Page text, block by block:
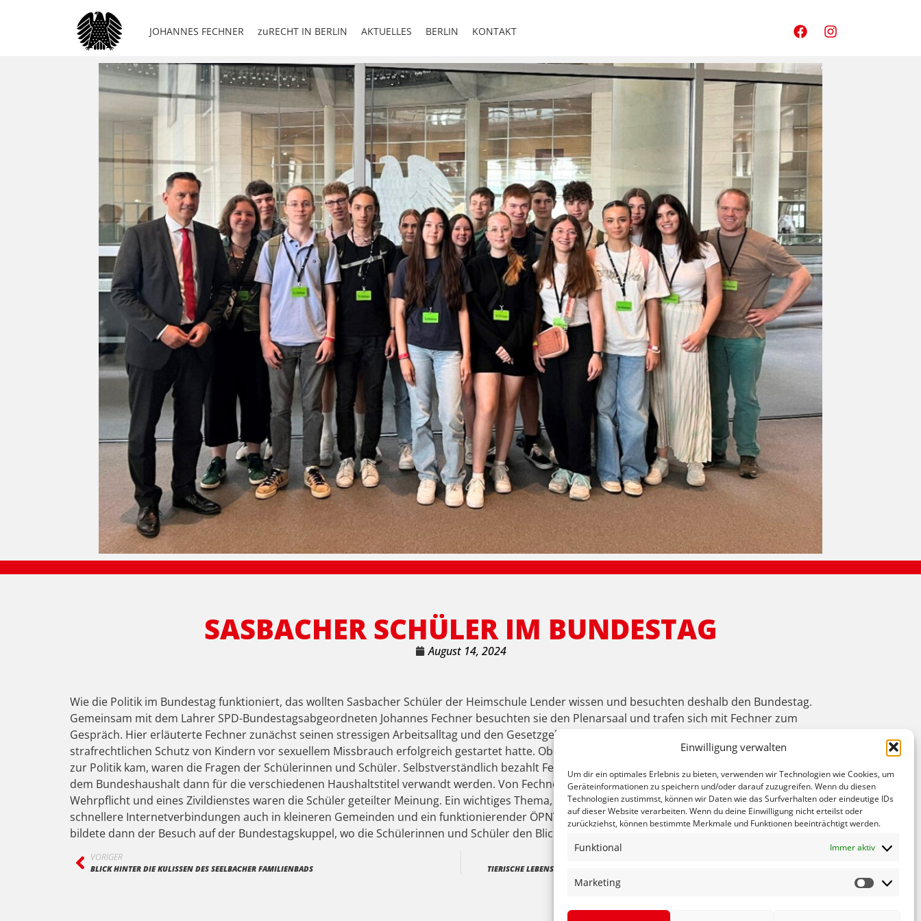
Einwilligung verwalten
Um dir ein optimales Erlebnis zu bieten, verwenden wir Technologien wie Cookies, um
Geräteinformationen zu speichern und/oder darauf zuzugreifen. Wenn du diesen
Technologien zustimmst, können wir Daten wie das Surfverhalten oder eindeutige IDs
auf dieser Website verarbeiten. Wenn du deine Einwilligung nicht erteilst oder
zurückziehst, können bestimmte Merkmale und Funktionen beeinträchtigt werden.
Funktional Immer aktiv
Marketing
JOHANNES FECHNER zuRECHT IN BERLIN AKTUELLES BERLIN KONTAKT
SASBACHER SCHÜLER IM BUNDESTAG
August 14, 2024
Wie die Politik im Bundestag funktioniert, das wollten Sasbacher Schüler der Heimschule Lender wissen und besuchten deshalb den Bundestag.
Gemeinsam mit dem Lahrer SPD-Bundestagsabgeordneten Johannes Fechner besuchten sie den Plenarsaal und trafen sich mit Fechner zum
Gespräch. Hier erläuterte Fechner zunächst seinen stressigen Arbeitsalltag und den Gesetzgebungsgang anhand einer Initiative, die er zum besseren
strafrechtlichen Schutz von Kindern vor sexuellem Missbrauch erfolgreich gestartet hatte. Ob Fechner Steuern bezahlt, wie viel er verdient und wie er
zur Politik kam, waren die Fragen der Schülerinnen und Schüler. Selbstverständlich bezahlt Fechner Steuern und erläuterte sogleich, wie die Mittel aus
dem Bundeshaushalt dann für die verschiedenen Haushaltstitel verwandt werden. Von Fechner befragt zur möglichen Wiedereinführung der
Wehrpflicht und eines Zivildienstes waren die Schüler geteilter Meinung. Ein wichtiges Thema, für das sich Fechner vor Ort in der Ortenau einsetzt, sind
schnellere Internetverbindungen auch in kleineren Gemeinden und ein funktionierender ÖPNV. Den Abschluss des Bundestagsbesuchs der Klasse
bildete dann der Besuch auf der Bundestagskuppel, wo die Schülerinnen und Schüler den Blick über das sonnige Berlin genießen konnten.
VORIGER
BLICK HINTER DIE KULISSEN DES SEELBACHER FAMILIENBADS TIERISCHE LEBENSRETTER – FECHNER BESUCHT DRK HUNDESCHUTZSTAFFEL IN EMMENDINGEN